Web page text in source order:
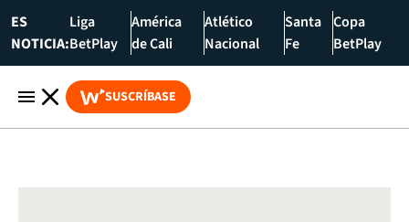
ES
NOTICIA:
Liga
BetPlay
América
de Cali
Atlético
Nacional
Santa
Fe
Copa
BetPlay
SUSCRÍBASE